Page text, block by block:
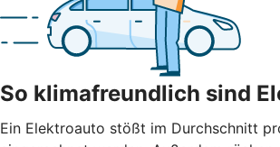
So klimafreundlich sind
Ein Elektroauto stößt im Durchschnitt